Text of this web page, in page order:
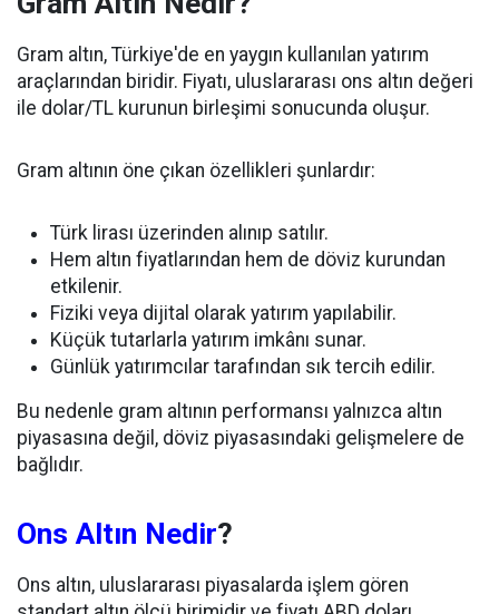
Gram altın, Türkiye'de en yaygın kullanılan yatırım
araçlarından biridir. Fiyatı, uluslararası ons altın değeri
ile dolar/TL kurunun birleşimi sonucunda oluşur.
Gram altının öne çıkan özellikleri şunlardır:
Türk lirası üzerinden alınıp satılır.
Hem altın fiyatlarından hem de döviz kurundan
etkilenir.
Fiziki veya dijital olarak yatırım yapılabilir.
Küçük tutarlarla yatırım imkânı sunar.
Günlük yatırımcılar tarafından sık tercih edilir.
Bu nedenle gram altının performansı yalnızca altın
piyasasına değil, döviz piyasasındaki gelişmelere de
bağlıdır.
Ons Altın Nedir?
Ons altın, uluslararası piyasalarda işlem gören